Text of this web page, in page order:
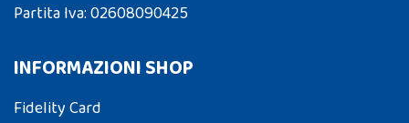
Partita Iva: 02608090425
INFORMAZIONI SHOP
Fidelity Card